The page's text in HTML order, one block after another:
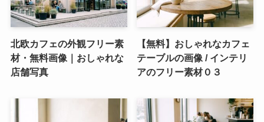
北欧カフェの外観フリー素
材・無料画像｜おしゃれな
店舗写真
【無料】おしゃれなカフェ
テーブルの画像 / インテリ
アのフリー素材０３